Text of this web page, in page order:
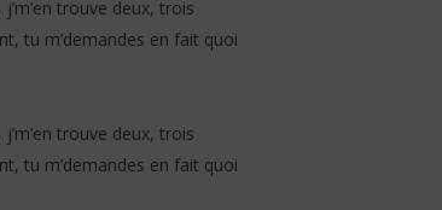
trouve deux, trois
tu m’demandes en fait quoi
trouve deux, trois
tu m’demandes en fait quoi